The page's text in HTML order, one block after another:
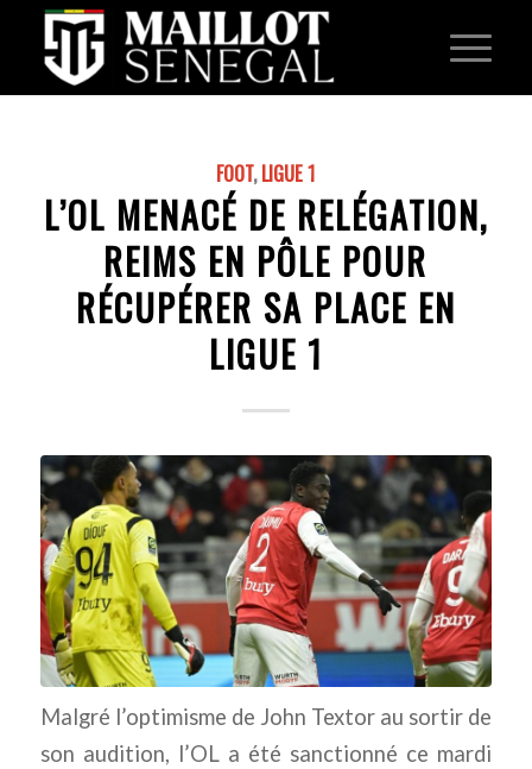
FOOT,LIGUE 1
L’OL MENACÉ DE RELÉGATION,
REIMS EN PÔLE POUR
RÉCUPÉRER SA PLACE EN
LIGUE 1
Malgré l’optimisme de John Textor au sortir de
son audition, l’OL a été sanctionné ce mardi